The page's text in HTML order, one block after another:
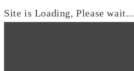
Site is Loading, Please wait...